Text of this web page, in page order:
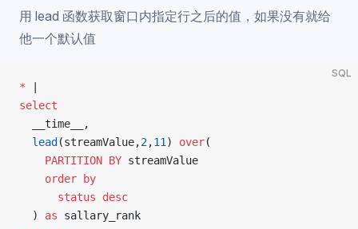
用 lead 函数获取窗口内指定行之后的值，如果没有就给
他一个默认值
SQL
*
select
  __time__,
  lead
(streamValue,2,11 ) over(
    PARTITION
BY streamValue
    order by
      status
desc
  )
as sallary_rank